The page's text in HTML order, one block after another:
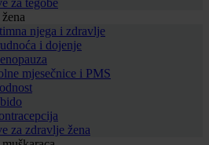
za tegobe
njega i zdravlje
i dojenje
mjesečnice i PMS
za zdravlje žena